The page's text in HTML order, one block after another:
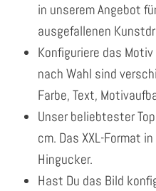
in unserem Angebot
ausgefallenen
Konfiguriere das
nach Wahl sind
Farbe, Text,
Unser beliebtester
cm. Das XXL-Format
Hingucker.
Hast Du das Bild